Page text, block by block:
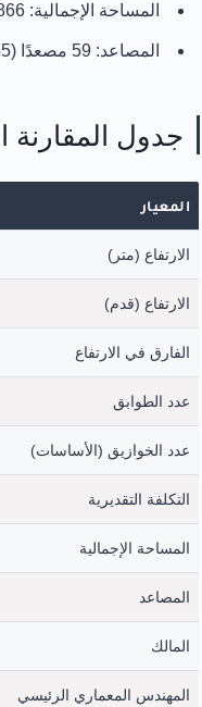
المساحة الإجمالية:
المصاعد:
جدول المقارنة
المعيار
الارتفاع (متر)
الارتفاع (قدم)
الفارق في الارتفاع
عدد الطوابق
عدد الخوازيق (الأساسات)
التكلفة التقديرية
المساحة الإجمالية
المصاعد
المالك
المهندس المعماري الرئيسي